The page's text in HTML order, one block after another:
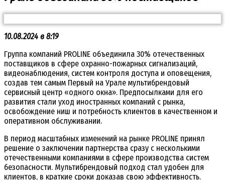
10.08.2024 в 8:19
Группа компаний PROLINE объединила 30% отечественных
поставщиков в сфере охранно-пожарных сигнализаций,
видеонаблюдения, систем контроля доступа и оповещения,
создав тем самым Первый на Урале мультибрендовый
сервисный центр «одного окна». Предпосылками для его
развития стали уход иностранных компаний с рынка,
освобождение ниш и потребность клиентов в качественном и
оперативном обслуживании.
В период масштабных изменений на рынке PROLINE принял
решение о заключении партнерства сразу с несколькими
отечественными компаниями в сфере производства систем
безопасности. Мультибрендовый подход стал удобен для
клиентов, в краткие сроки доказав свою эффективность.